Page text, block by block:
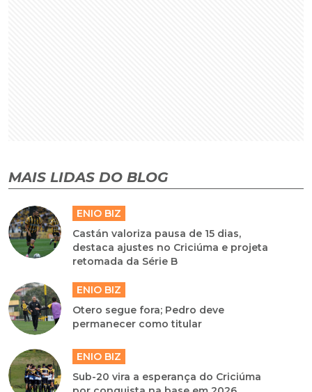
MAIS LIDAS DO BLOG
ENIO BIZ
Castán valoriza pausa de 15 dias,
destaca ajustes no Criciúma e projeta
retomada da Série B
ENIO BIZ
Otero segue fora; Pedro deve
permanecer como titular
ENIO BIZ
Sub-20 vira a esperança do Criciúma